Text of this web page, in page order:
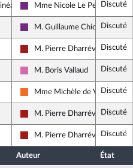
2
La République en Marche
Mme Nicole Le PeihDiscuté
La République en Marche
M. Guillaume ChicheDiscuté
Gauche démocrate et
M. Pierre DharrévilleDiscuté
Socialistes et apparentés
M. Boris Vallaud Discuté
Mouvement Démocrate et
Mme Michèle de Vaucouleurs
Discuté
Gauche démocrate et
M. Pierre DharrévilleDiscuté
Gauche démocrate et
M. Pierre DharrévilleDiscuté
Auteur État